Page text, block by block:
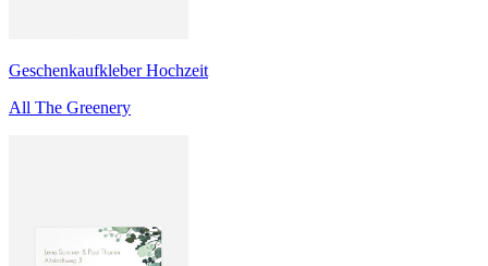
Geschenkaufkleber Hochzeit
All The Greenery